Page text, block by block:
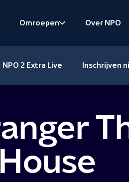
Omroepen
Over NPO
NPO 2 Extra Live Inschrijven